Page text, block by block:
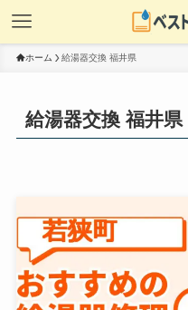
ホーム 給湯器交換 福井県
給湯器交換 福井県